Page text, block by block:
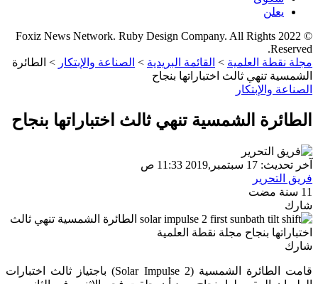
يعلن
© 2022 Foxiz News Network. Ruby Design Company. All Rights
Reserved.
مجلة نقطة العلمية > القائمة البريدية > الصناعة والإبتكار > الطائرة
الشمسية تنهي ثالث اختباراتها بنجاح
الصناعة والإبتكار
الطائرة الشمسية تنهي ثالث اختباراتها بنجاح
آخر تحديث: 17 سبتمبر,2019 11:33 ص
فريق التحرير
11 سنة مضت
شارك
شارك
قامت الطائرة الشمسية (2 Solar Impulse) باجتياز ثالث اختبارات